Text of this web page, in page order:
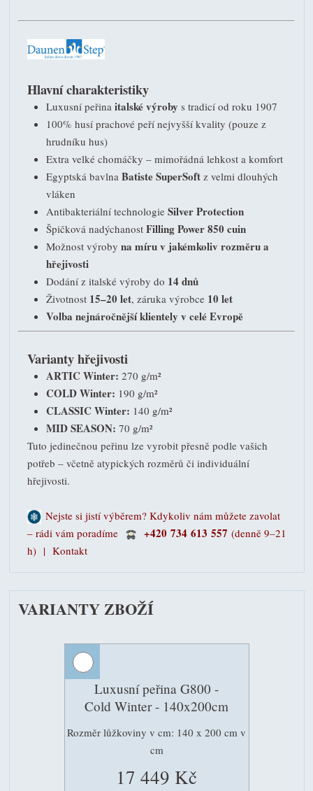
Hlavní charakteristiky
Luxusní peřina italské výroby s tradicí od roku 1907
100% husí prachové peří nejvyšší kvality (pouze z
hrudníku hus)
Extra velké chomáčky – mimořádná lehkost a komfort
Egyptská bavlna Batiste SuperSoft z velmi dlouhých
vláken
Antibakteriální technologie Silver Protection
Špičková nadýchanost Filling Power 850 cuin
Možnost výroby na míru v jakémkoliv rozměru a
hřejivosti
Dodání z italské výroby do 14 dnů
Životnost 15–20 let, záruka výrobce 10 let
Volba nejnáročnější klientely v celé Evropě
Varianty hřejivosti
ARTIC Winter: 270 g/m²
COLD Winter: 190 g/m²
CLASSIC Winter: 140 g/m²
MID SEASON: 70 g/m²
Tuto jedinečnou peřinu lze vyrobit přesně podle vašich
potřeb – včetně atypických rozměrů či individuální
hřejivosti.
Nejste si jistí výběrem? Kdykoliv nám můžete zavolat
– rádi vám poradíme
+420 734 613 557 (denně 9–21
h) | Kontakt
VARIANTY ZBOŽÍ
Luxusní peřina G800 -
Cold Winter - 140x200cm
Rozměr lůžkoviny v cm: 140 x 200 cm v
cm
17 449 Kč